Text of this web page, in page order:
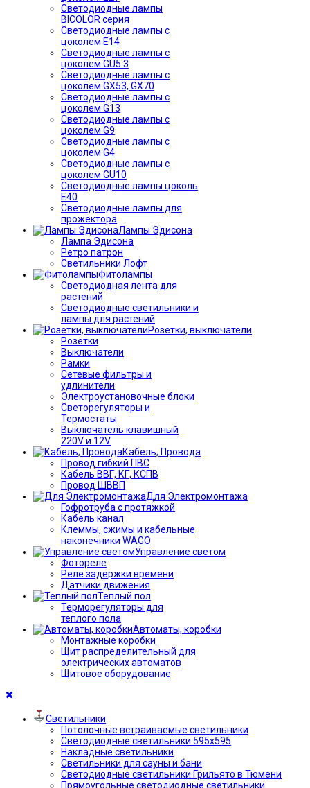
Светодиодные лампы
BICOLOR серия
Светодиодные лампы с
цоколем E14
Светодиодные лампы с
цоколем GU5.3
Светодиодные лампы с
цоколем GX53, GX70
Светодиодные лампы с
цоколем G13
Светодиодные лампы с
цоколем G9
Светодиодные лампы с
цоколем G4
Светодиодные лампы с
цоколем GU10
Светодиодные лампы цоколь
Е40
Светодиодные лампы для
прожектора
Лампы Эдисона
Лампа Эдисона
Ретро патрон
Светильники Лофт
Фитолампы
Светодиодная лента для
растений
Светодиодные светильники и
лампы для растений
Розетки, выключатели
Розетки
Выключатели
Рамки
Сетевые фильтры и
удлинители
Электроустановочные блоки
Светорегуляторы и
Термостаты
Выключатель клавишный
220V и 12V
Кабель, Провода
Провод гибкий ПВС
Кабель ВВГ, КГ, КСПВ
Провод ШВВП
Для Электромонтажа
Гофротруба с протяжкой
Кабель канал
Клеммы, сжимы и кабельные
наконечники WAGO
Управление светом
Фотореле
Реле задержки времени
Датчики движения
Теплый пол
Терморегуляторы для
теплого пола
Автоматы, коробки
Монтажные коробки
Щит распределительный для
электрических автоматов
Щитовое оборудование
Светильники
Потолочные встраиваемые светильники
Светодиодные светильники 595х595
Накладные светильники
Светильники для сауны и бани
Светодиодные светильники Грильято в Тюмени
Прямоугольные светодиодные светильники